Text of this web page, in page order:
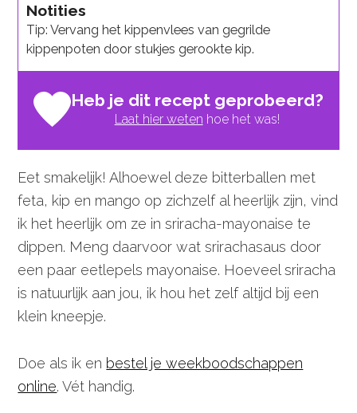
Notities
Tip: Vervang het kippenvlees van gegrilde
kippenpoten door stukjes gerookte kip.
Heb je dit recept geprobeerd?
Laat hier weten hoe het was!
Eet smakelijk! Alhoewel deze bitterballen met
feta, kip en mango op zichzelf al heerlijk zijn, vind
ik het heerlijk om ze in sriracha-mayonaise te
dippen. Meng daarvoor wat srirachasaus door
een paar eetlepels mayonaise. Hoeveel sriracha
is natuurlijk aan jou, ik hou het zelf altijd bij een
klein kneepje.
Doe als ik en bestel je weekboodschappen
online. Vét handig.